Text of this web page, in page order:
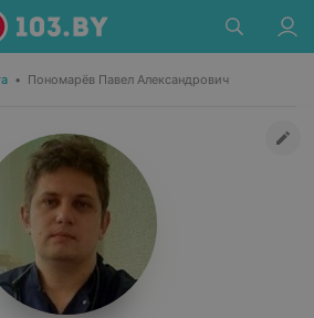
• Пономарёв Павел Александрович